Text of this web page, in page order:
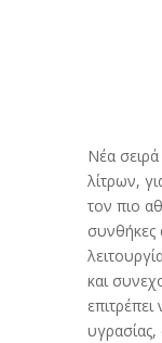
Νέα
λίτρων,
τον πιο
συνθήκες
και